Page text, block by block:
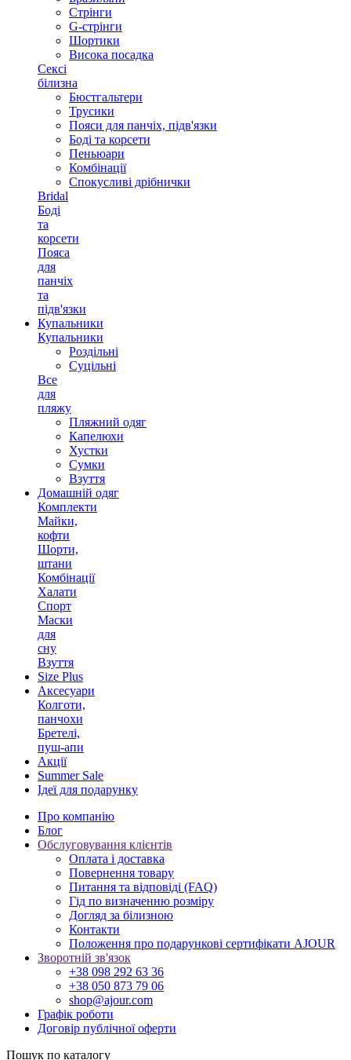
Стрінги
G-стрінги
Шортики
Висока посадка
Сексі
білизна
Бюстгальтери
Трусики
Пояси для панчіх, підв'язки
Боді та корсети
Пеньюари
Комбінації
Спокусливі дрібнички
Bridal
Боді
та
корсети
Пояса
для
панчіх
та
підв'язки
Купальники
Купальники
Роздільні
Суцільні
Все
для
пляжу
Пляжний одяг
Капелюхи
Хустки
Сумки
Взуття
Домашній одяг
Комплекти
Майки,
кофти
Шорти,
штани
Комбінації
Халати
Спорт
Маски
для
сну
Взуття
Size Plus
Аксесуари
Колготи,
панчохи
Бретелі,
пуш-апи
Акції
Summer Sale
Ідеї для подарунку
Про компанію
Блог
Обслуговування клієнтів
Оплата і доставка
Повернення товару
Питання та відповіді (FAQ)
Гід по визначенню розміру
Догляд за білизною
Контакти
Положення про подарункові сертифікати AJOUR
Зворотній зв'язок
+38 098 292 63 36
+38 050 873 79 06
shop@ajour.com
Графік роботи
Договір публічної оферти
Пошук по каталогу